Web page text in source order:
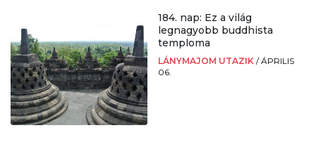
184. nap: Ez a világ
legnagyobb buddhista
temploma
LÁNYMAJOM UTAZIK /ÁPRILIS
06.